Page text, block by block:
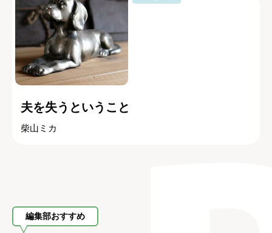
夫を失うということ
柴山ミカ
編集部おすすめ